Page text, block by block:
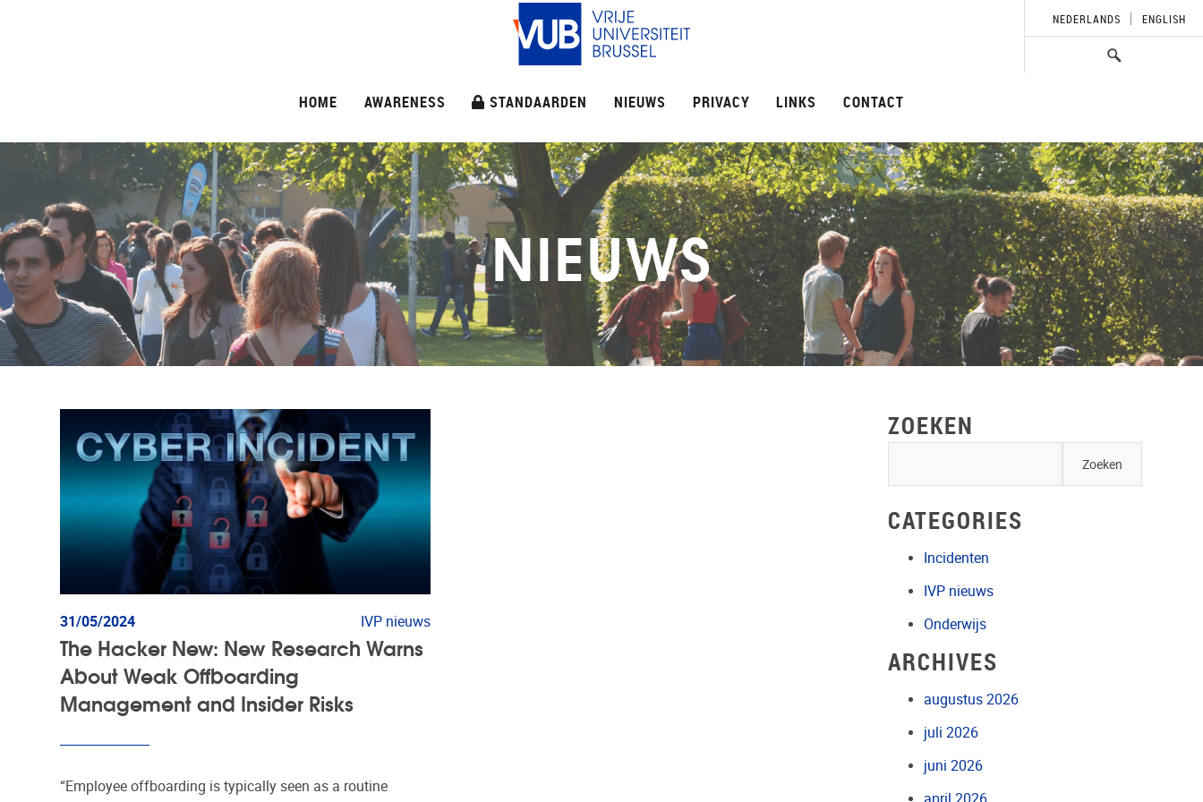
HOME AWARENESS STANDAARDEN NIEUWS PRIVACY LINKS CONTACT
NEDERLANDS ENGLISH
NIEUWS
31/05/2024 IVP nieuws
The Hacker New: New Research Warns
About Weak Offboarding
Management and Insider Risks
“Employee offboarding is typically seen as a routine
ZOEKEN
CATEGORIES
Incidenten
IVP nieuws
Onderwijs
ARCHIVES
augustus 2026
juli 2026
juni 2026